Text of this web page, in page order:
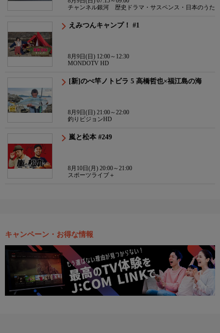
チャンネル銀河 歴史ドラマ・サスペンス・日本のうた
えみつんキャンプ！ #1
8月9日(日) 12:00～12:30
MONDOTV HD
[新]のべ竿ノトビラ 5 高橋哲也×福江島の海
8月9日(日) 21:00～22:00
釣りビジョンHD
嵐と松本 #249
8月10日(月) 20:00～21:00
スポーツライブ＋
キャンペーン・お得な情報